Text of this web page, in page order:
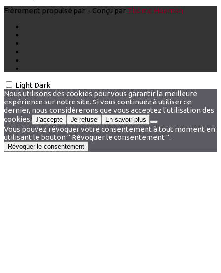
Fièrement propulsé par - Conçu par Thème Hueman
Light Dark
Nous utilisons des cookies pour vous garantir la meilleure
expérience sur notre site. Si vous continuez à utiliser ce
dernier, nous considérerons que vous acceptez l'utilisation des
cookies. J'accepte Je refuse En savoir plus
Vous pouvez révoquer votre consentement à tout moment en
utilisant le bouton " Révoquer le consentement ".
Révoquer le consentement